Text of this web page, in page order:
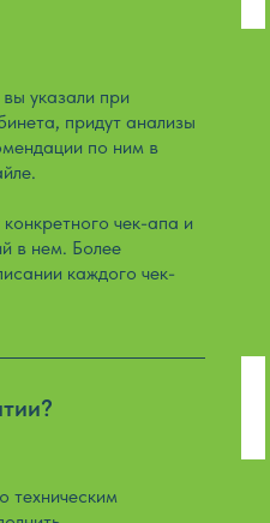
указали при
придут анализы
по ним в
чек-апа и
в нем. Более
каждого чек-
техническим